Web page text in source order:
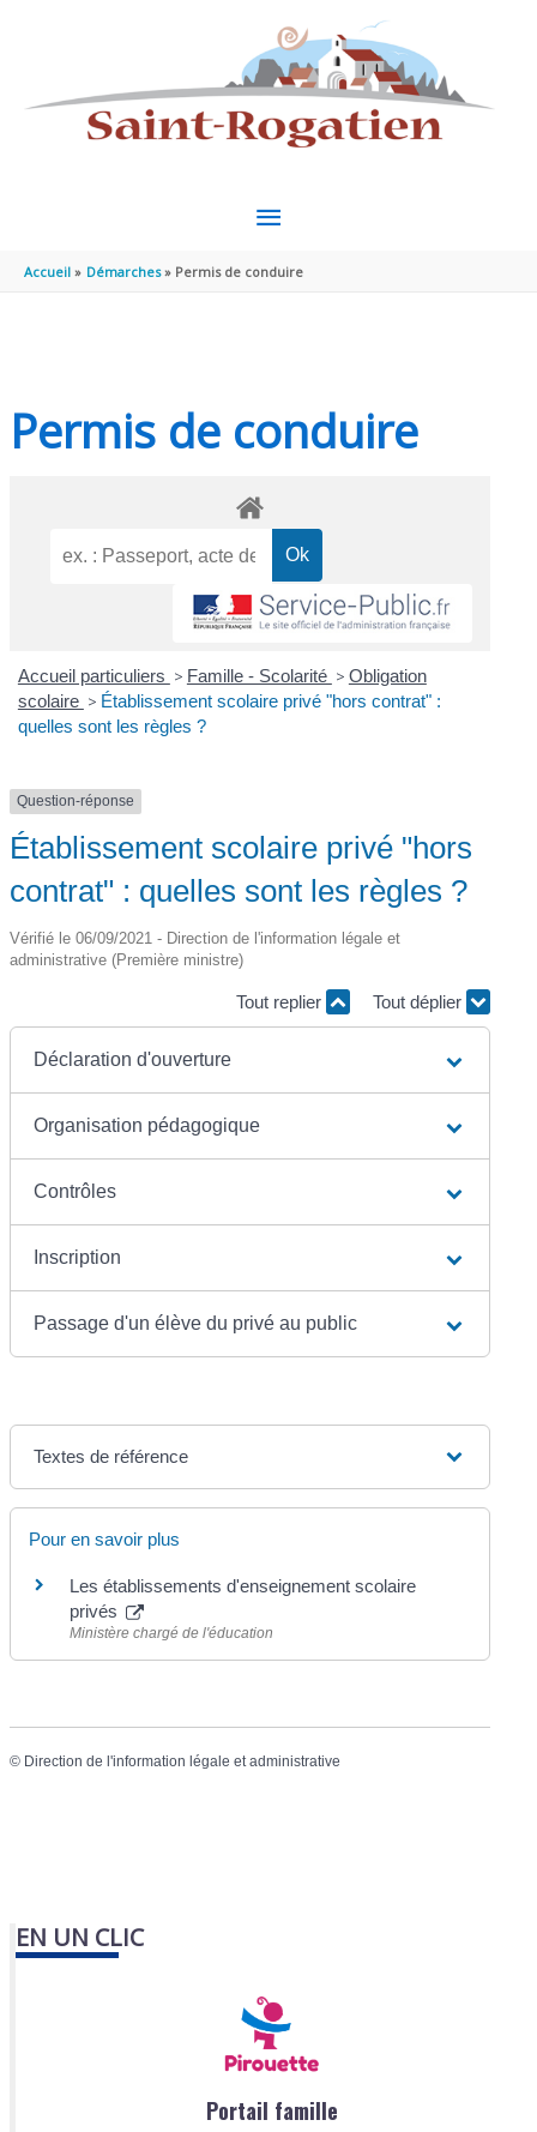
MENU
PRINCIPAL
Accueil Démarches Permis de conduire
Permis de conduire
Accueil particuliers > Famille - Scolarité > Obligation
scolaire > Établissement scolaire privé "hors contrat" :
quelles sont les règles ?
Question-réponse
Établissement scolaire privé "hors
contrat" : quelles sont les règles ?
Vérifié le 06/09/2021 - Direction de l'information légale et
administrative (Première ministre)
Tout replier Tout déplier
Déclaration d'ouverture
Organisation pédagogique
Contrôles
Inscription
Passage d'un élève du privé au public
Textes de référence
Pour en savoir plus
Les établissements d'enseignement scolaire
privés
Ministère chargé de l'éducation
© Direction de l'information légale et administrative
EN UN CLIC
Portail famille